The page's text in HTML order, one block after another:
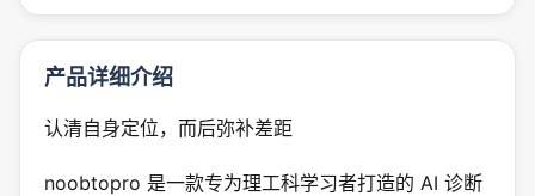
产品详细介绍
认清自身定位，而后弥补差距
noobtopro 是一款专为理工科学习者打造的 AI 诊断